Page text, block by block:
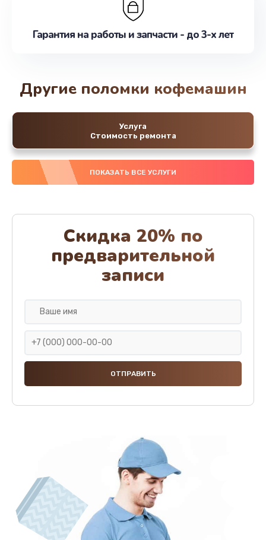
Гарантия на работы и запчасти - до 3-х лет
Другие поломки кофемашин
Услуга
Стоимость ремонта
ПОКАЗАТЬ ВСЕ УСЛУГИ
Скидка 20% по
предварительной
записи